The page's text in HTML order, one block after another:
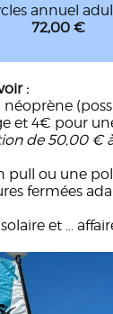
annuel
72,00 €
:
et 4€ pour
de 50,00 €
pull ou une
fermées
et ...